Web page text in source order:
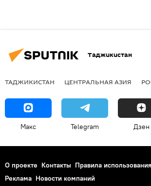
Таджикистан
ТАДЖИКИСТАН ЦЕНТРАЛЬНАЯ АЗИЯ
Макс Telegram Дзен
О проекте Контакты Правила использования
Реклама Новости компаний